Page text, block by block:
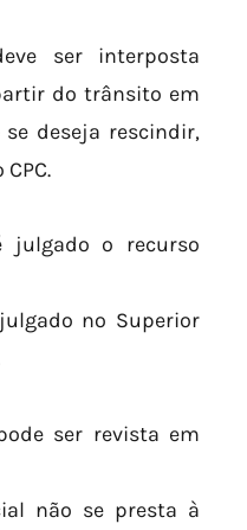
ser interposta
do trânsito em
deseja rescindir,
julgado o recurso
no Superior
ser revista em
não se presta à